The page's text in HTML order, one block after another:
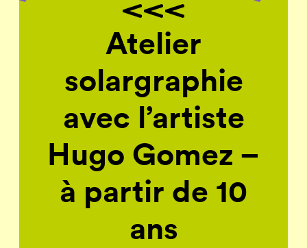
Atelier
solargraphie
avec l’artiste
Hugo Gomez –
à partir de 10
ans